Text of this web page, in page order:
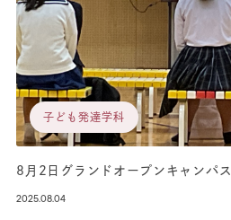
子ども発達学科
8月2日グランドオープンキャンパス
2025.08.04